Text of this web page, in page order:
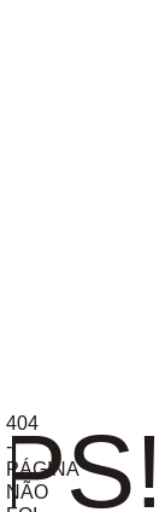
404
-
PÁGINA
NÃO